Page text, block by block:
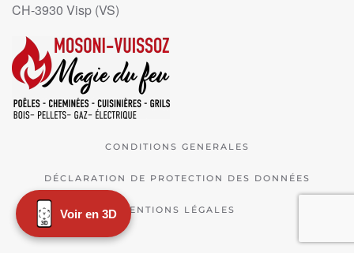
CH-3930 Visp (VS)
CONDITIONS GENERALES
DÉCLARATION DE PROTECTION DES DONNÉES
MENTIONS LÉGALES
Voir en 3D